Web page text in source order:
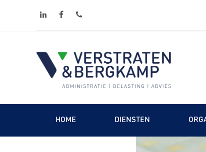
linkedinfacebookphone
HOME DIENSTEN